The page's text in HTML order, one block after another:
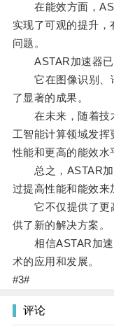
在能效方面，
实现了可观的提升
问题。
ASTAR加速器已
它在图像识别、
了显著的成果。
在未来，随着技术
工智能计算领域发
性能和更高的能效水
总之，ASTAR加
过提高性能和能效来
它不仅提供了更
供了新的解决方案。
相信ASTAR加速
术的应用和发展。
#3#
评论